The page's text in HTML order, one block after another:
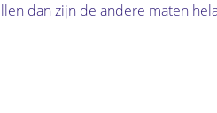
dan zijn de andere maten